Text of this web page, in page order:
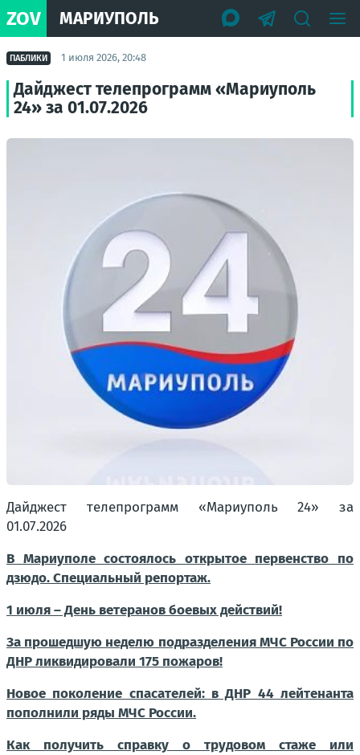
ZOV МАРИУПОЛЬ
ПАБЛИКИ 1 июля 2026, 20:48
Дайджест телепрограмм «Мариуполь
24» за 01.07.2026
Дайджест телепрограмм «Мариуполь 24» за
01.07.2026
В Мариуполе состоялось открытое первенство по
дзюдо. Специальный репортаж.
1 июля – День ветеранов боевых действий!
За прошедшую неделю подразделения МЧС России по
ДНР ликвидировали 175 пожаров!
Новое поколение спасателей: в ДНР 44 лейтенанта
пополнили ряды МЧС России.
Как получить справку о трудовом стаже или